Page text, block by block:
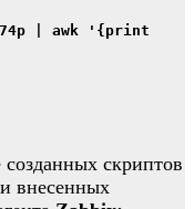
| awk '{print
скриптов
внесенных